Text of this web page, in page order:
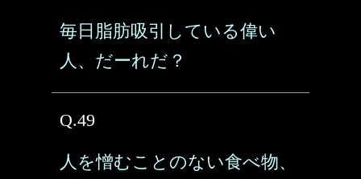
毎日脂肪吸引している偉い
人、だーれだ？
Q.49
人を憎むことのない食べ物、